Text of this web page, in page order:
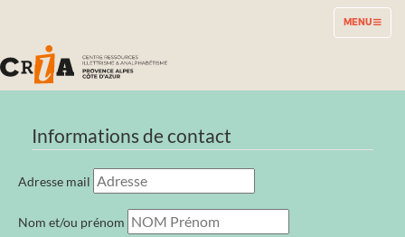
TOGGLE
NAVIGATION
MENU
Informations de contact
Adresse mail
Nom et/ou prénom